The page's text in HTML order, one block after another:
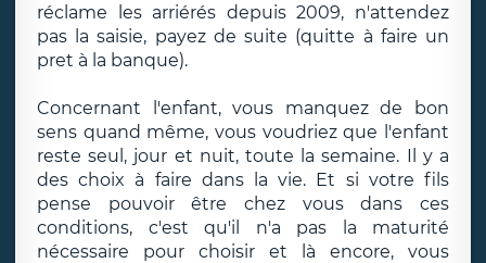
réclame les arriérés depuis 2009, n'attendez
pas la saisie, payez de suite (quitte à faire un
pret à la banque).
Concernant l'enfant, vous manquez de bon
sens quand même, vous voudriez que l'enfant
reste seul, jour et nuit, toute la semaine. Il y a
des choix à faire dans la vie. Et si votre fils
pense pouvoir être chez vous dans ces
conditions, c'est qu'il n'a pas la maturité
nécessaire pour choisir et là encore, vous